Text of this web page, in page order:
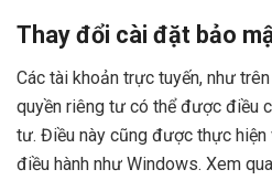
Thay đổi cài đặt bảo
Các tài khoản trực tuyến, như
quyền riêng tư có thể được điều
tư. Điều này cũng được thực hiện
điều hành như Windows. Xem